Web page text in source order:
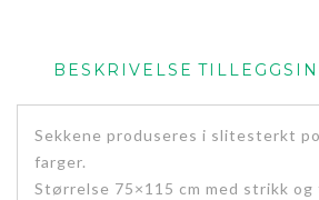
BESKRIVELSE
Sekkene produseres i slitesterkt
farger.
Størrelse 75×115 cm med strikk og